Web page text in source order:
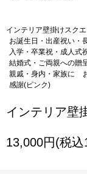
インテリア壁掛けスク
お誕生日・出産祝い・
入学・卒業祝・成人式
結婚式・ご両親への贈
親戚・身内・家族に
感謝(ピンク)
インテリア壁
13,000円(税